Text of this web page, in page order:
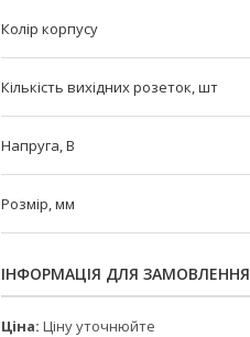
Колір корпусу
Кількість вихідних розеток, шт
Напруга, В
Розмір, мм
ІНФОРМАЦІЯ ДЛЯ ЗАМОВЛЕННЯ
Ціна: Ціну уточнюйте